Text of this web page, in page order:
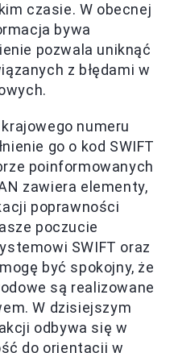
czasie. W obecnej
bywa
pozwala uniknąć
z błędami w
numeru
go o kod SWIFT
poinformowanych
zawiera elementy,
poprawności
poczucie
SWIFT oraz
być spokojny, że
są realizowane
W dzisiejszym
odbywa się w
do orientacji w